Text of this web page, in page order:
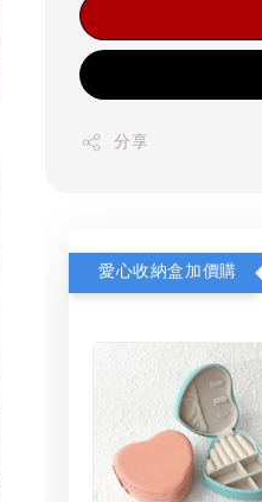
分享
愛心收納盒加價購